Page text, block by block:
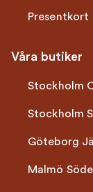
Presentkort
Våra butiker
Stockholm
Stockholm
Göteborg
Malmö